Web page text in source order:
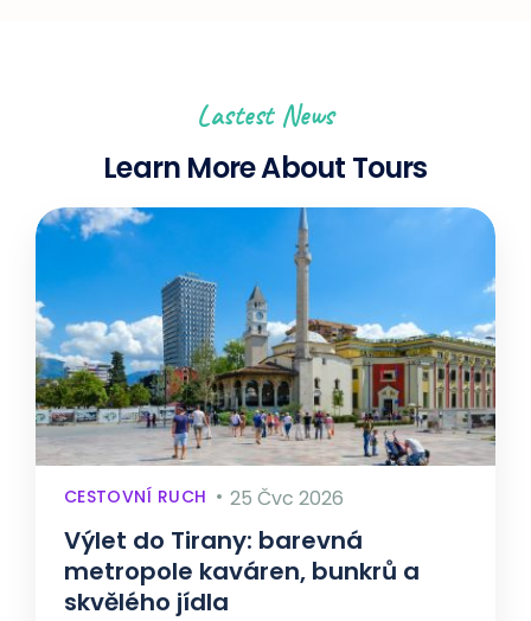
Lastest News
Learn More About Tours
CESTOVNÍ RUCH 25 Čvc 2026
Výlet do Tirany: barevná
metropole kaváren, bunkrů a
skvělého jídla